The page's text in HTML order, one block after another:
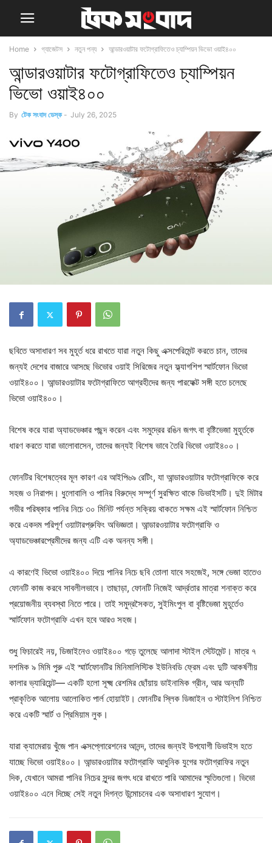
Home গ্যাজেটস নতুন পন্য আন্ডারওয়াটার ফটোগ্রাফিতেও চ্যাম্পিয়ন ভিভো ওয়াই৪০০
আন্ডারওয়াটার ফটোগ্রাফিতেও চ্যাম্পিয়ন
ভিভো ওয়াই৪০০
By টেক সংবাদ ডেস্ক - July 26, 2025
ছবিতে অসাধারণ সব মুহূর্ত ধরে রাখতে যারা নতুন কিছু এক্সপেরিমেন্ট করতে চান, তাদের
জন্যই দেশের বাজারে আসছে ভিভোর ওয়াই সিরিজের নতুন ফ্ল্যাগশিপ স্মার্টফোন ভিভো
ওয়াই৪০০। আন্ডারওয়াটার ফটোগ্রাফিতে আগ্রহীদের জন্য পারফেক্ট সঙ্গী হতে চলেছে
ভিভো ওয়াই৪০০।
বিশেষ করে যারা অ্যাডভেঞ্চার পছন্দ করেন এবং সমুদ্রের রঙিন জগৎ বা বৃষ্টিভেজা মুহূর্তকে
ধারণ করতে যারা ভালোবাসেন, তাদের জন্যই বিশেষ ভাবে তৈরি ভিভো ওয়াই৪০০।
ফোনটির বিশেষত্বের মূল কারণ এর আইপি৬৯ রেটিং, যা আন্ডারওয়াটার ফটোগ্রাফিকে করে
সহজ ও নিরাপদ। ধুলোবালি ও পানির বিরুদ্ধে সম্পূর্ণ সুরক্ষিত থাকে ডিভাইসটি। দুই মিটার
গভীর পরিষ্কার পানির নিচে ৩০ মিনিট পর্যন্ত সক্রিয় থাকতে সক্ষম এই স্মার্টফোন নিশ্চিত
করে একদম পরিপূর্ণ ওয়াটারপ্রুফিং অভিজ্ঞতা। আন্ডারওয়াটার ফটোগ্রাফি ও
অ্যাডভেঞ্চারপ্রেমীদের জন্য এটি এক অনন্য সঙ্গী।
এ কারণেই ভিভো ওয়াই৪০০ দিয়ে পানির নিচে ছবি তোলা যাবে সহজেই, সঙ্গে ভেজা হাতেও
ফোনটি কাজ করবে সাবলীলভাবে। তাছাড়া, ফোনটি নিজেই আর্দ্রতার মাত্রা শনাক্ত করে
প্রয়োজনীয় ব্যবস্থা নিতে পারে। তাই সমুদ্রসৈকত, সুইমিংপুল বা বৃষ্টিভেজা মুহূর্তেও
স্মার্টফোন ফটোগ্রাফি এখন হবে আরও সহজ।
শুধু ফিচারেই নয়, ডিজাইনেও ওয়াই৪০০ গড়ে তুলেছে আলাদা স্টাইল স্টেটমেন্ট। মাত্র ৭
দশমিক ৯ মিমি পুরু এই স্মার্টফোনটির মিনিমালিস্টিক ইউনিবডি ফ্রেম এবং দুটি আকর্ষণীয়
কালার ভ্যারিয়েন্ট— একটি হলো সূক্ষ্ম রেশমির ছোঁয়ায় ডাইনামিক গ্রীন, আর অন্যটি
প্রাকৃতিক আলোয় আলোকিত পার্ল হোয়াইট। ফোনটির স্লিক ডিজাইন ও স্টাইলিশ নিশ্চিত
করে একটি স্মার্ট ও প্রিমিয়াম লুক।
যারা ক্যামেরায় খুঁজে পান এক্সপ্লোরেশনের আনন্দ, তাদের জন্যই উপযোগী ডিভাইস হতে
যাচ্ছে ভিভো ওয়াই৪০০। আন্ডারওয়াটার ফটোগ্রাফি আধুনিক যুগের ফটোগ্রাফির নতুন
দিক, যেখানে আমরা পানির নিচের সুন্দর জগৎ ধরে রাখতে পারি আমাদের স্মৃতিগুলো। ভিভো
ওয়াই৪০০ এনে দিচ্ছে সেই নতুন দিগন্ত উন্মোচনের এক অসাধারণ সুযোগ।